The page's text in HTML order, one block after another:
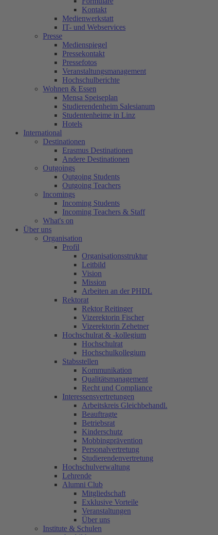
Kontakt
Medienwerkstatt
IT- und Webservices
Presse
Medienspiegel
Pressekontakt
Pressefotos
Veranstaltungsmanagement
Hochschulberichte
Wohnen & Essen
Mensa Speiseplan
Studierendenheim Salesianum
Studentenheime in Linz
Hotels
International
Destinationen
Erasmus Destinationen
Andere Destinationen
Outgoings
Outgoing Students
Outgoing Teachers
Incomings
Incoming Students
Incoming Teachers & Staff
What's on
Über uns
Organisation
Profil
Organisationsstruktur
Leitbild
Vision
Mission
Arbeiten an der PHDL
Rektorat
Rektor Reitinger
Vizerektorin Fischer
Vizerektorin Zehetner
Hochschulrat & -kollegium
Hochschulrat
Hochschulkollegium
Stabsstellen
Kommunikation
Qualitätsmanagement
Recht und Compliance
Interessensvertretungen
Arbeitskreis Gleichbehandl.
Beauftragte
Betriebsrat
Kinderschutz
Mobbingprävention
Personalvertretung
Studierendenvertretung
Hochschulverwaltung
Lehrende
Alumni Club
Mitgliedschaft
Exklusive Vorteile
Veranstaltungen
Über uns
Institute & Schulen